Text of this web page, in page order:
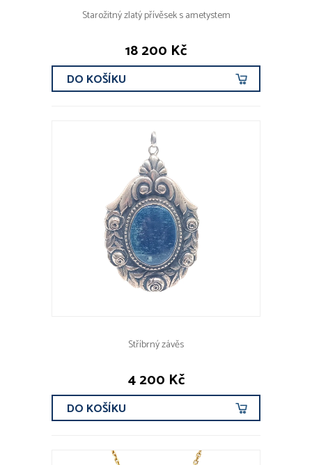
Starožitný zlatý přívěsek s ametystem
18 200 Kč
DO KOŠÍKU
Stříbrný závěs
4 200 Kč
DO KOŠÍKU